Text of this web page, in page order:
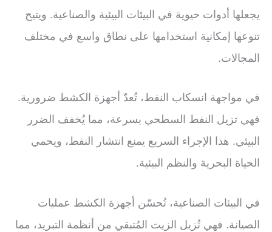
يجعلها أدوات حيوية في البيئات البيئية والصناعية. ويتيح
تنوعها إمكانية استخدامها على نطاق واسع في مختلف
المجالات.
في مواجهة انسكاب النفط، تُعدّ أجهزة الكشط ضرورية.
فهي تزيل النفط السطحي بسرعة، مما يُخفف الضرر
البيئي. هذا الإجراء السريع يمنع انتشار النفط، ويحمي
الحياة البحرية والنظم البيئية.
في البيئات الصناعية، تُحسّن أجهزة الكشط عمليات
الصيانة. فهي تُزيل الزيت المُتبقي من أنظمة التبريد، مما